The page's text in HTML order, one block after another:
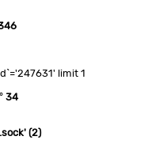
limit 1
34
(2)